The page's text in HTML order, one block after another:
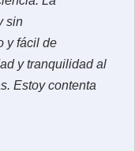
sin
y fácil de
y tranquilidad al
Estoy contenta